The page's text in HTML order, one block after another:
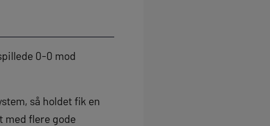
0-0 mod
så holdet fik en
med flere gode